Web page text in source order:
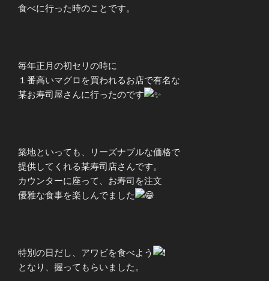
食べに行った時のことです。
毎年正月の初セリの時に
１番高いマグロを買われるお店で有名な
某お寿司屋さんに行ったのです
築地といっても、リーズナブルな価格で
提供してくれる某寿司店さんです。
カウンターに座って、お寿司を注文
優雅な食事を楽しんでました
特別の日だし、アワビを食べよう
となり、握ってもらいました。